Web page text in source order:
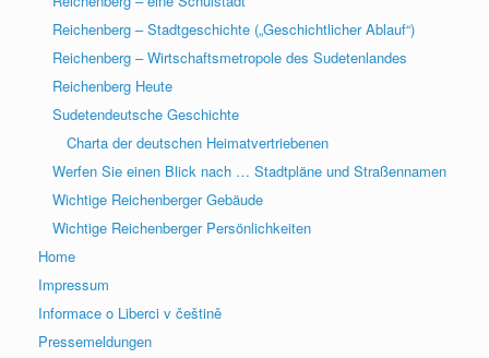
Reichenberg – Stadtgeschichte („Geschichtlicher Ablauf“)
Reichenberg – Wirtschaftsmetropole des Sudetenlandes
Reichenberg Heute
Sudetendeutsche Geschichte
Charta der deutschen Heimatvertriebenen
Werfen Sie einen Blick nach … Stadtpläne und Straßennamen
Wichtige Reichenberger Gebäude
Wichtige Reichenberger Persönlichkeiten
Home
Impressum
Informace o Liberci v češtině
Pressemeldungen